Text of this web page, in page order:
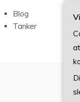
Blog
Tanker